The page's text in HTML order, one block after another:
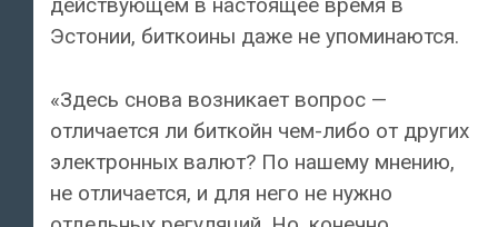
Эстонии, биткоины даже не упоминаются.
«Здесь снова возникает вопрос —
отличается ли биткойн чем-либо от других
электронных валют? По нашему мнению,
не отличается, и для него не нужно